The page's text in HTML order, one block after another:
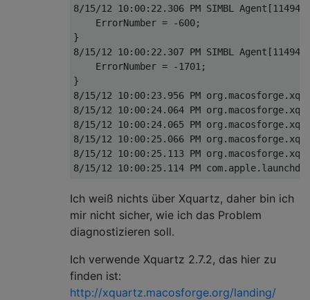
8/15/12 10:00:22.306 PM SIMBL
    ErrorNumber = -600;
}
8/15/12 10:00:22.307 PM SIMBL
    ErrorNumber = -1701;
}
8/15/12 10:00:23.956 PM
8/15/12 10:00:24.064 PM
8/15/12 10:00:24.065 PM
8/15/12 10:00:25.066 PM
8/15/12 10:00:25.113 PM
Ich weiß nichts über Xquartz, daher bin ich
mir nicht sicher, wie ich das Problem
diagnostizieren soll.
Ich verwende Xquartz 2.7.2, das hier zu
finden ist:
http://xquartz.macosforge.org/landing/